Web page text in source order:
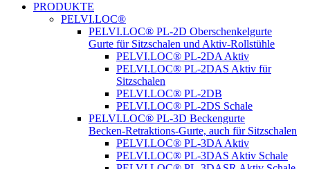
PRODUKTE
PELVI.LOC®
PELVI.LOC® PL-2D Oberschenkelgurte
Gurte für Sitzschalen und Aktiv-Rollstühle
PELVI.LOC® PL-2DA Aktiv
PELVI.LOC® PL-2DAS Aktiv für
Sitzschalen
PELVI.LOC® PL-2DB
PELVI.LOC® PL-2DS Schale
PELVI.LOC® PL-3D Beckengurte
Becken-Retraktions-Gurte, auch für Sitzschalen
PELVI.LOC® PL-3DA Aktiv
PELVI.LOC® PL-3DAS Aktiv Schale